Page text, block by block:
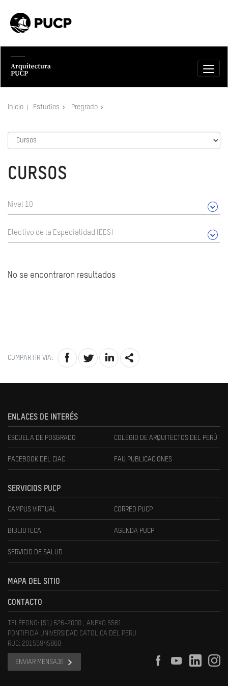
Inicio Estudios Pregrado
CURSOS
Nivel 10
Electivo de la Especialidad (EES)
No se encontraron resultados
COMPARTIR VÍA:
ENLACES DE INTERÉS
ESCUELA DE POSGRADO COLEGIO DE ARQUITECTOS DEL PERÚ
FACEBOOK DEL CIAC FAU PUBLICACIONES
SERVICIOS PUCP
CAMPUS VIRTUAL CORREO PUCP
BIBLIOTECA AGENDA PUCP
SERVICIO DE SALUD
MAPA DEL SITIO
CONTACTO
TELÉFONO: (51) 626-2000 , ANEXO 5581
PONTIFICIA UNIVERSIDAD CATOLICA DEL PERU
RUC: 20155945860
ENVIAR MENSAJE